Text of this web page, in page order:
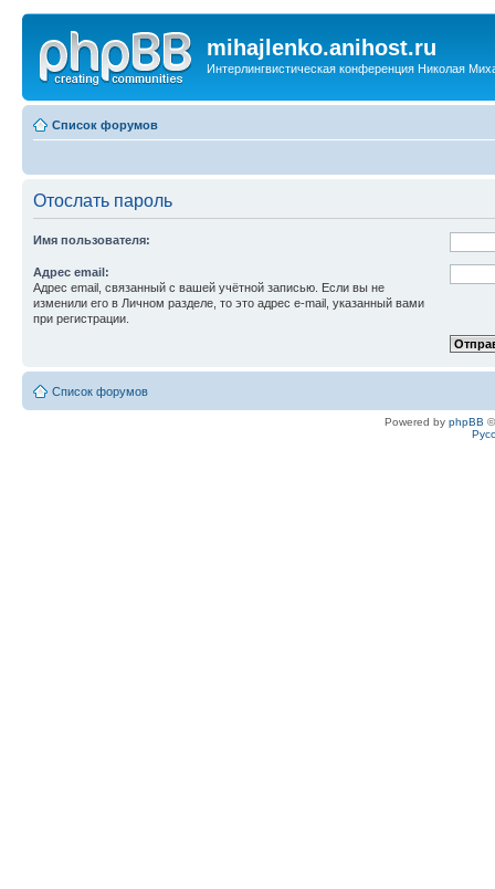
mihajlenko.anihost.ru
Интерлингвистическая конференция Николая
Список форумов
Отослать пароль
Имя пользователя:
Адрес email:
Адрес email, связанный с вашей учётной записью. Если вы не
изменили его в Личном разделе, то это адрес e-mail, указанный вами
при регистрации.
Список форумов
Powered by phpBB